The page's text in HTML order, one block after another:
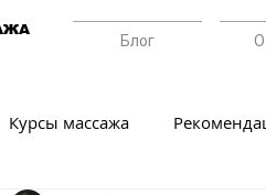
Блог О
Курсы массажа